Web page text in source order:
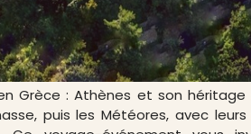
AUGUSTINFRISON-ROCHE
Grèce : Athènes et son
puis les Météores, avec